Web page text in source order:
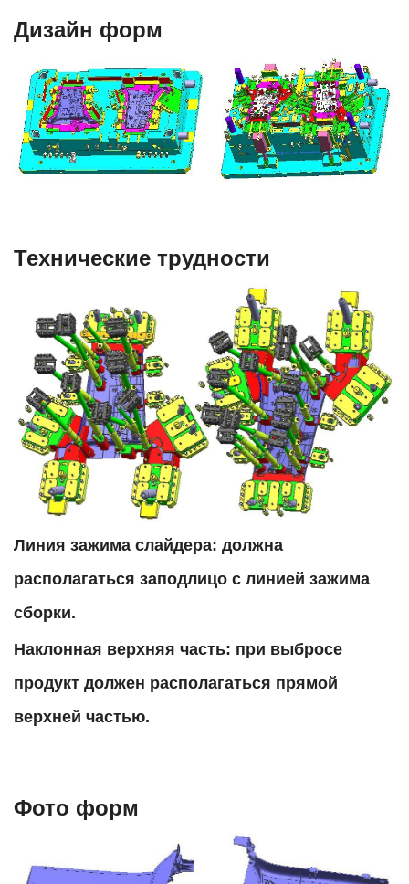
Дизайн форм
Технические трудности
Линия зажима слайдера: должна
располагаться заподлицо с линией зажима
сборки.
Наклонная верхняя часть: при выбросе
продукт должен располагаться прямой
верхней частью.
Фото форм